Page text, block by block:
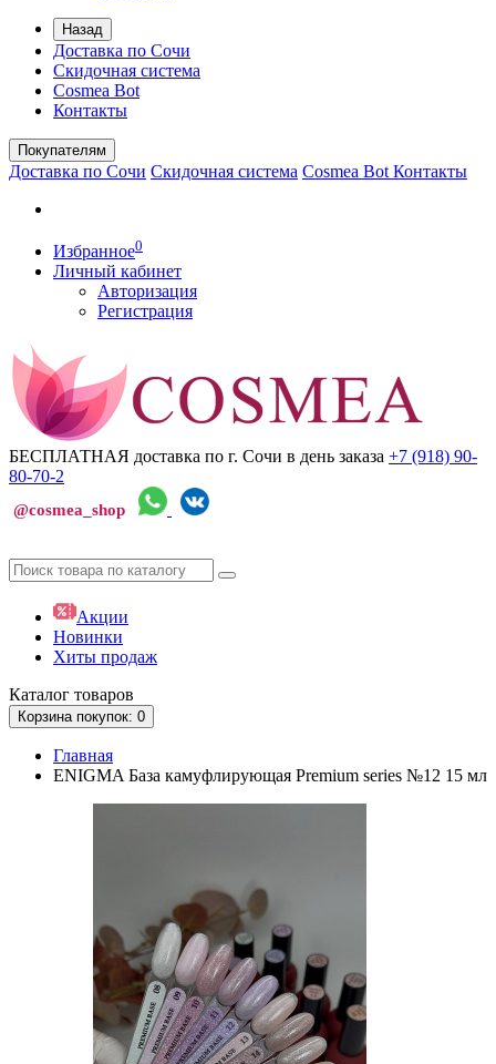
Назад
Доставка по Сочи
Скидочная система
Cosmea Bot
Контакты
Покупателям
Доставка по Сочи Скидочная система Cosmea Bot Контакты
Избранное0
Личный кабинет
Авторизация
Регистрация
БЕСПЛАТНАЯ доставка по г. Сочи в день заказа +7 (918) 90-
80-70-2
@cosmea_shop
Акции
Новинки
Хиты продаж
Каталог товаров
Корзинапокупок: 0
Главная
ENIGMA База камуфлирующая Premium series №12 15 мл